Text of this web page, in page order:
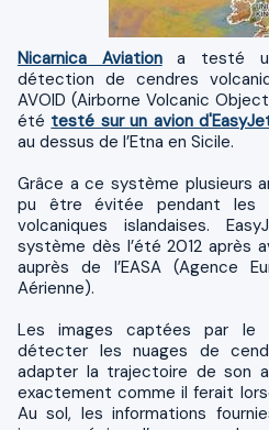
Nicarnica Aviationa testé un
détection de cendres
AVOID (Airborne Volcanic
été testé sur un avion
au dessus de l’Etna en Sicile.
Grâce a ce système plusieurs
pu être évitée pendant les
volcaniques islandaises.
système dès l’été 2012 après
auprès de l’EASA (Agence
Aérienne).
Les images captées par le
détecter les nuages de
adapter la trajectoire de son
exactement comme il ferait
Au sol, les informations